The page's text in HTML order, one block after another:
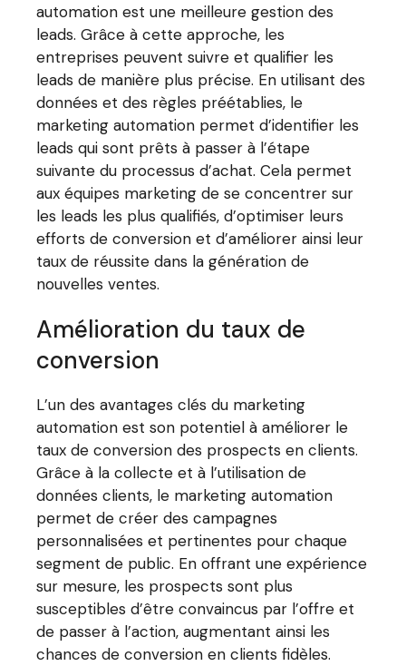
automation est une meilleure gestion des
leads. Grâce à cette approche, les
entreprises peuvent suivre et qualifier les
leads de manière plus précise. En utilisant des
données et des règles préétablies, le
marketing automation permet d’identifier les
leads qui sont prêts à passer à l’étape
suivante du processus d’achat. Cela permet
aux équipes marketing de se concentrer sur
les leads les plus qualifiés, d’optimiser leurs
efforts de conversion et d’améliorer ainsi leur
taux de réussite dans la génération de
nouvelles ventes.
Amélioration du taux de
conversion
L’un des avantages clés du marketing
automation est son potentiel à améliorer le
taux de conversion des prospects en clients.
Grâce à la collecte et à l’utilisation de
données clients, le marketing automation
permet de créer des campagnes
personnalisées et pertinentes pour chaque
segment de public. En offrant une expérience
sur mesure, les prospects sont plus
susceptibles d’être convaincus par l’offre et
de passer à l’action, augmentant ainsi les
chances de conversion en clients fidèles.